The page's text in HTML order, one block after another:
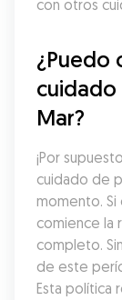
con otros
¿Puedo
cuidado
Mar?
¡Por
cuidado de
momento. Si
comience la
completo.
de este
Esta política